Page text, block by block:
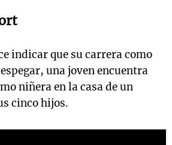
indicar que su carrera como
una joven encuentra
niñera en la casa de un
cinco hijos.